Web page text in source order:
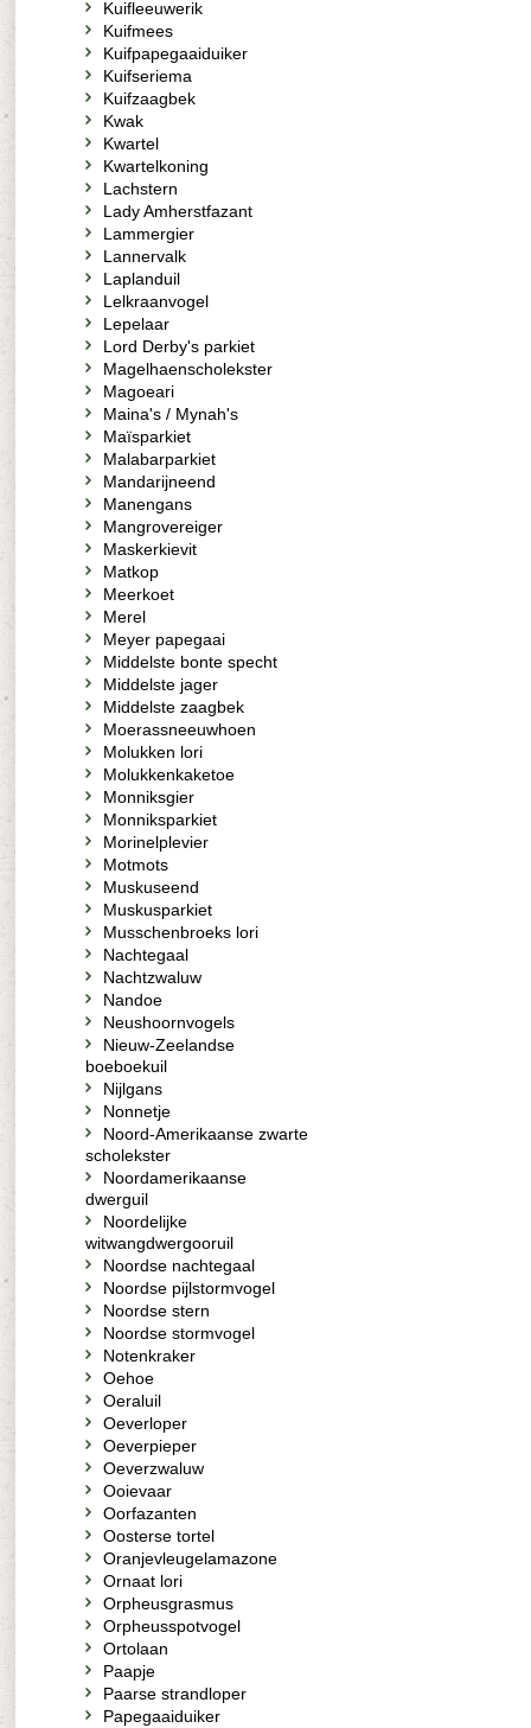
Kuifleeuwerik
Kuifmees
Kuifpapegaaiduiker
Kuifseriema
Kuifzaagbek
Kwak
Kwartel
Kwartelkoning
Lachstern
Lady Amherstfazant
Lammergier
Lannervalk
Laplanduil
Lelkraanvogel
Lepelaar
Lord Derby's parkiet
Magelhaenscholekster
Magoeari
Maina's / Mynah's
Maïsparkiet
Malabarparkiet
Mandarijneend
Manengans
Mangrovereiger
Maskerkievit
Matkop
Meerkoet
Merel
Meyer papegaai
Middelste bonte specht
Middelste jager
Middelste zaagbek
Moerassneeuwhoen
Molukken lori
Molukkenkaketoe
Monniksgier
Monniksparkiet
Morinelplevier
Motmots
Muskuseend
Muskusparkiet
Musschenbroeks lori
Nachtegaal
Nachtzwaluw
Nandoe
Neushoornvogels
Nieuw-Zeelandse
boeboekuil
Nijlgans
Nonnetje
Noord-Amerikaanse zwarte
scholekster
Noordamerikaanse
dwerguil
Noordelijke
witwangdwergooruil
Noordse nachtegaal
Noordse pijlstormvogel
Noordse stern
Noordse stormvogel
Notenkraker
Oehoe
Oeraluil
Oeverloper
Oeverpieper
Oeverzwaluw
Ooievaar
Oorfazanten
Oosterse tortel
Oranjevleugelamazone
Ornaat lori
Orpheusgrasmus
Orpheusspotvogel
Ortolaan
Paapje
Paarse strandloper
Papegaaiduiker